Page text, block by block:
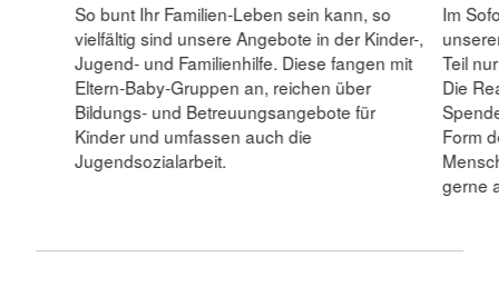
So bunt Ihr Familien-Leben sein kann, so
vielfältig sind unsere Angebote in der Kinder-,
Jugend- und Familienhilfe. Diese fangen mit
Eltern-Baby-Gruppen an, reichen über
Bildungs- und Betreuungsangebote für
Kinder und umfassen auch die
Jugendsozialarbeit.
Im
Teil
Die
Form
gerne